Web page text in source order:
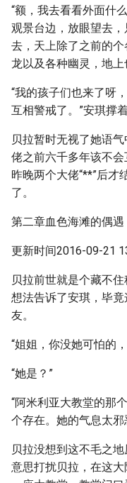
“额，我去看看外面什
观景台边，放眼望去
去，天上除了之前的
龙以及各种幽灵，地上
“我的孩子们也来了呀
互相警戒了。”安琪撑
贝拉暂时无视了她语
佬之前六千多年该不
昨晚两个大佬“**”后才
了。
第二章血色海滩的偶遇
更新时间2016-09-21
贝拉前世就是个藏不
想法告诉了安琪，毕
友。
“姐姐，你没她可怕的
“她是？”
“阿米利亚大教堂的那
个存在。她的气息太
贝拉没想到这不毛之
意思打扰贝拉，在这